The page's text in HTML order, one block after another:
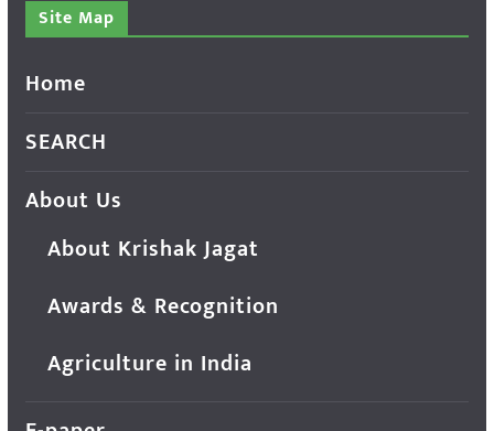
Site Map
Home
SEARCH
About Us
About Krishak Jagat
Awards & Recognition
Agriculture in India